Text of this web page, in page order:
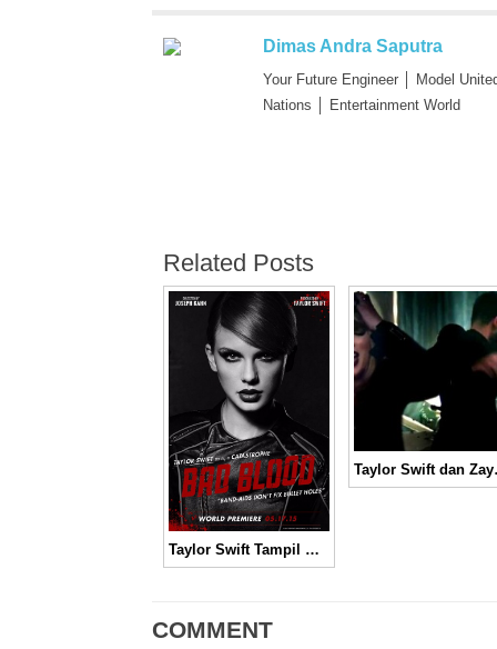
Dimas Andra Saputra
Your Future Engineer │ Model
Nations │ Entertainment World
Related Posts
Taylor Swift Tampil Garang di Poster Single “Bad Blood”
Taylor Swift
COMMENT